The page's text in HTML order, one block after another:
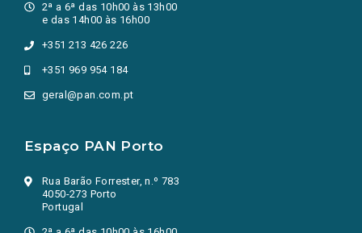
2ª a 6ª das 10h00 às 13h00
e das 14h00 às 16h00
+351 213 426 226
+351 969 954 184
geral@pan.com.pt
Espaço PAN Porto
Rua Barão Forrester, n.º 783
4050-273 Porto
Portugal